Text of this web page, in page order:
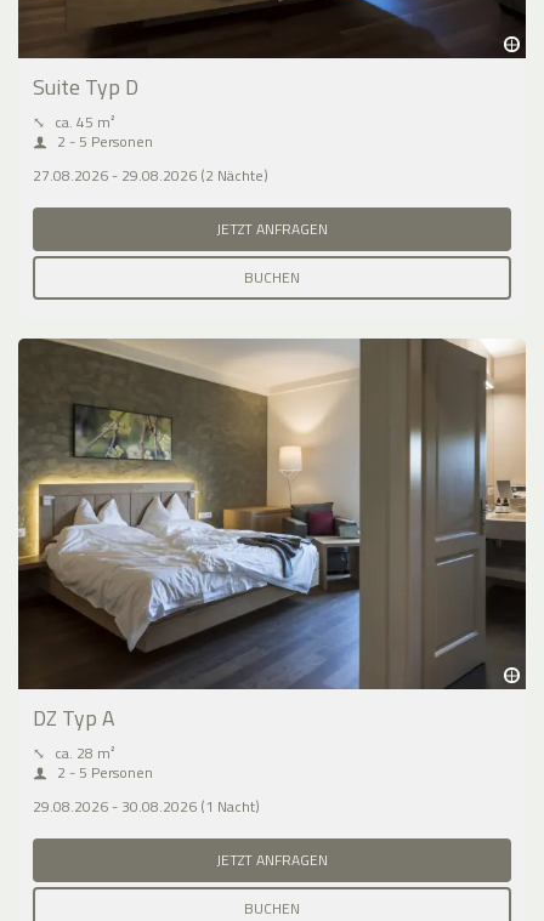
Suite Typ D
⤡ ca. 45 m²
2 - 5 Personen
27.08.2026 - 29.08.2026 (2 Nächte)
JETZT ANFRAGEN
BUCHEN
DZ Typ A
⤡ ca. 28 m²
2 - 5 Personen
29.08.2026 - 30.08.2026 (1 Nacht)
JETZT ANFRAGEN
BUCHEN